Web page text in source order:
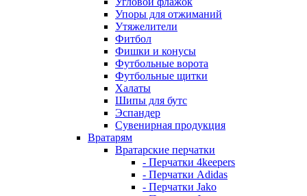
Упоры для отжиманий
Утяжелители
Фитбол
Фишки и конусы
Футбольные ворота
Футбольные щитки
Халаты
Шипы для бутс
Эспандер
Сувенирная продукция
Вратарям
Вратарские перчатки
- Перчатки 4keepers
- Перчатки Adidas
- Перчатки Jako